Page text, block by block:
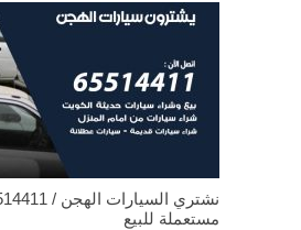
مستعملة للبيع